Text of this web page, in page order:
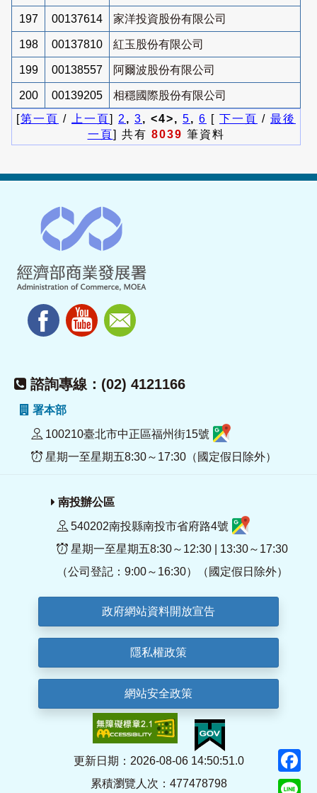
197 00137614 家洋投資股份有限公司
198 00137810 紅玉股份有限公司
199 00138557 阿爾波股份有限公司
200 00139205
相穩國際股份有限公司
[第一頁 / 上一頁] 2 , 3, <4>, 5, 6 [ 下一頁 / 最後
一頁] 共有 8039 筆資料
諮詢專線：(02) 4121166
署本部
100210臺北市中正區福州街15號
星期一至星期五8:30～17:30（國定假日除外）
南投辦公區
540202南投縣南投市省府路4號
星期一至星期五8:30～12:30 | 13:30～17:30
（公司登記：9:00～16:30）（國定假日除外）
政府網站資料開放宣告
隱私權政策
網站安全政策
更新日期：2026-08-06 14:50:51.0
累積瀏覽人次：477478798